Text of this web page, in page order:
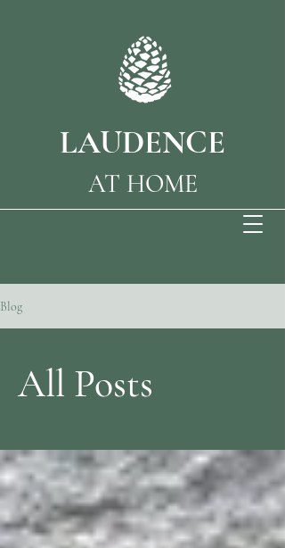
LAUDENCE
AT HOME
Blog
All Posts